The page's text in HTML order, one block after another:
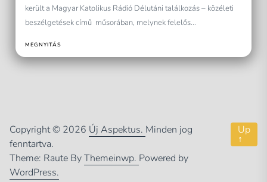
került a Magyar Katolikus Rádió Délutáni találkozás – közéleti
beszélgetések című műsorában, melynek felelős...
MEGNYITÁS
Copyright © 2026 Új Aspektus. Minden jog
fenntartva.
Theme: Raute ByThemeinwp. Powered by
WordPress.
Up
↑